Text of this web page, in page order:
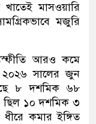
খাতেই মাসওয়ারি
মজুরি
আরও কমে
২০২৬ সালের জুন
৮ দশমিক ৬৮
১০ দশমিক ৩
কমার ইঙ্গিত